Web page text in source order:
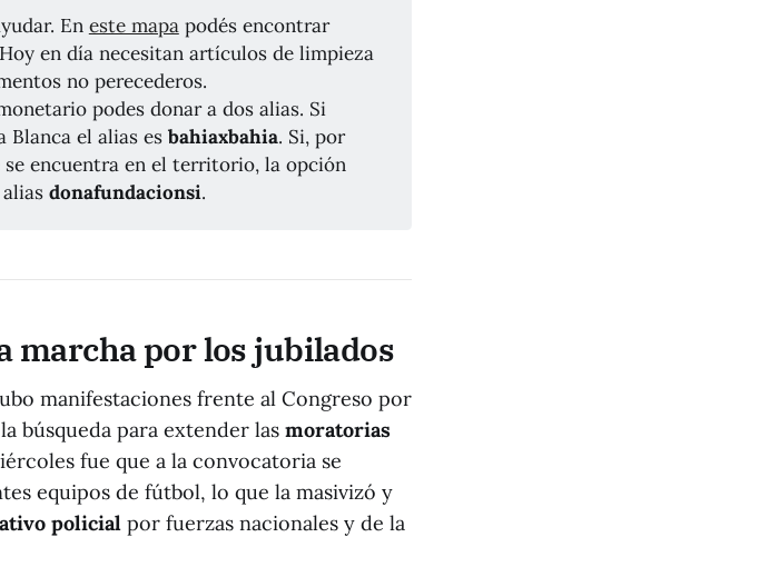
En este mapapodés encontrar
en día necesitan artículos de limpieza
no perecederos.
podes donar a dos alias. Si
Blanca el alias es bahiaxbahia. Si, por
encuentra en el territorio, la opción
donafundacionsi.
marcha por los jubilados
manifestaciones frente al Congreso por
búsqueda para extender las moratorias
fue que a la convocatoria se
equipos de fútbol, lo que la masivizó y
policial por fuerzas nacionales y de la